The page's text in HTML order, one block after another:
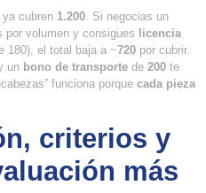
ya cubren 1.200. Si negocias un
por volumen y consigues
licencia
180), el total baja a ~720 por cubrir.
un bono de transporte de 200 te
funciona porque cada pieza
criterios y
más